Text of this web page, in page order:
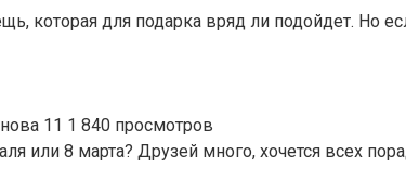
которая для подарка вряд ли подойдет. Но
11 1 840 просмотров
или 8 марта? Друзей много, хочется всех